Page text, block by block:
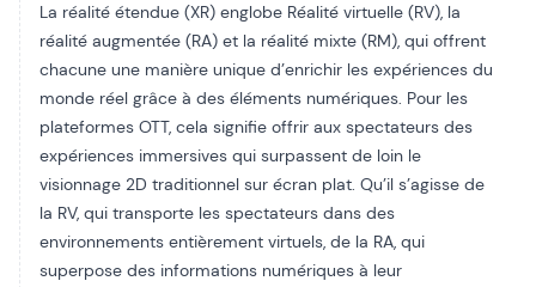
La réalité étendue (XR) englobe Réalité virtuelle (RV), la
réalité augmentée (RA) et la réalité mixte (RM), qui offrent
chacune une manière unique d’enrichir les expériences du
monde réel grâce à des éléments numériques. Pour les
plateformes OTT, cela signifie offrir aux spectateurs des
expériences immersives qui surpassent de loin le
visionnage 2D traditionnel sur écran plat. Qu’il s’agisse de
la RV, qui transporte les spectateurs dans des
environnements entièrement virtuels, de la RA, qui
superpose des informations numériques à leur